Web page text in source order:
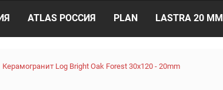
ATLAS РОССИЯ PLAN LASTRA 20 ММ
Керамогранит Log Bright Oak Forest 30x120 - 20mm